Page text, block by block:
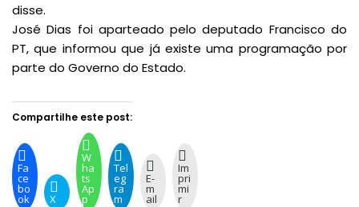
disse.
José Dias foi aparteado pelo deputado Francisco do
PT, que informou que já existe uma programação por
parte do Governo do Estado.
Compartilhe este post:
Fa
ce
bo
ok X
W
ha
ts
Ap
p
Tel
eg
ra
m
E-
m
ail
Im
pri
mi
r